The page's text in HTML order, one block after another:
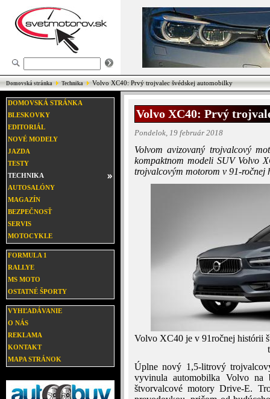
Domovská stránka Technika Volvo XC40: Prvý trojvalec švédskej automobilky
DOMOVSKÁ STRÁNKA
BLESKOVKY
EDITORIÁL
NOVÉ MODELY
JAZDA
TESTY
TECHNIKA
AUTOSALÓNY
MAGAZÍN
BEZPEČNOSŤ
SERVIS
MOTOCYKLE
FORMULA 1
RALLYE
MS MOTO
OSTATNÉ ŠPORTY
VYHĽADÁVANIE
O NÁS
REKLAMA
KONTAKT
MAPA STRÁNOK
Volvo XC40: Prvý
Pondelok, 19 február 2018
Volvom avizovaný trojvalcový
kompaktnom modeli SUV Volvo
trojvalcovým motorom v 91-ročnej
Volvo XC40 je v 91ročnej histórii
Úplne nový 1,5-litrový
vyvinula automobilka Volvo na
štvorvalcové motory Drive-E.